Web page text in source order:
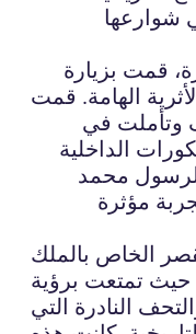
شوارعها
قمت بزيارة
الهامة. قمت
وتأملت في
الداخلية
محمد
مؤثرة
الخاص بالملك
حيث تمتعت برؤية
النادرة التي